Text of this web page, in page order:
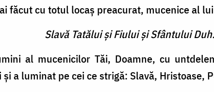
făcut cu totul locaş preacurat, mucenice al
Slavă Tatălui şi Fiului şi Sfântului Duh.
al mucenicilor Tăi, Doamne, cu
a luminat pe cei ce strigă: Slavă, Hristoase,